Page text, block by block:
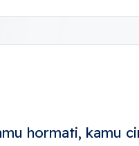
hormati, kamu